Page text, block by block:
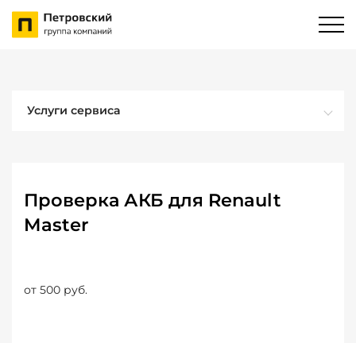
Услуги сервиса
Проверка АКБ для Renault
Master
от 500 руб.